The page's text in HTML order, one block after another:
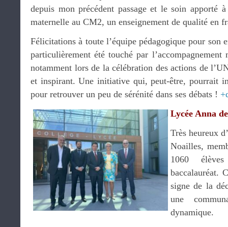
depuis mon précédent passage et le soin apporté
maternelle au CM2, un enseignement de qualité en
Félicitations à toute l’équipe pédagogique pour son
particulièrement été touché par l’accompagnement
notamment lors de la célébration des actions de
et inspirant. Une initiative qui, peut-être, pourrait
pour retrouver un peu de sérénité dans ses débats !
Lycée Anna
Très heureux
Noailles,
1060
baccalauréat.
signe de la
une
dynamique.